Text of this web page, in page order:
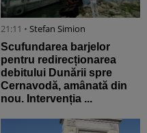
21:11 • Stefan Simion
Scufundarea barjelor
pentru redirecționarea
debitului Dunării spre
Cernavodă, amânată din
nou. Intervenția ...